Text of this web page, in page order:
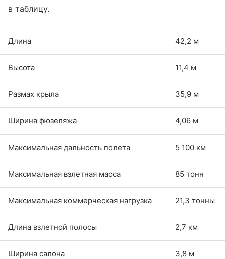
в таблицу.
Длина 42,2 м
Высота 11,4 м
Размах крыла 35,9 м
Ширина фюзеляжа 4,06 м
Максимальная дальность полета 5 100 км
Максимальная взлетная масса 85 тонн
Максимальная коммерческая нагрузка 21,3 тонны
Длина взлетной полосы 2,7 км
Ширина салона 3,8 м